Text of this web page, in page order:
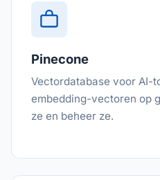
Pinecone
Vectordatabase voor AI-
embedding-vectoren op
ze en beheer ze.